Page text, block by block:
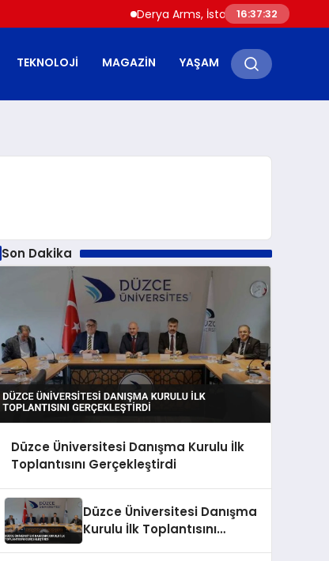
Derya Arms, İstanbul Prohunt 2026’da
16:37:33
TEKNOLOJI MAGAZIN YAŞAM
Son Dakika
Düzce Üniversitesi Danışma Kurulu İlk
Toplantısını Gerçekleştirdi
Düzce Üniversitesi Danışma
Kurulu İlk Toplantısını